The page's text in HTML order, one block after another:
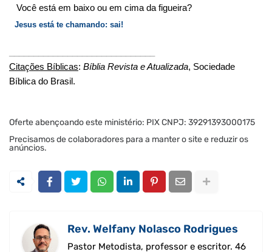
Você está em baixo ou em cima da figueira?
Jesus está te chamando: sai!
Citações Bíblicas: Bíblia Revista e Atualizada, Sociedade
Bíblica do Brasil.
Oferte abençoando este ministério: PIX CNPJ: 39291393000175
Precisamos de colaboradores para a manter o site e reduzir os
anúncios.
Rev. Welfany Nolasco Rodrigues
Pastor Metodista, professor e escritor. 46